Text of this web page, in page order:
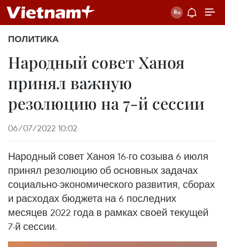
ПОЛИТИКА
Народный совет Ханоя
принял важную
резолюцию на 7-й сессии
06/07/2022 10:02
Народный совет Ханоя 16-го созыва 6 июля
принял резолюцию об основных задачах
социально-экономического развития, сборах
и расходах бюджета на 6 последних
месяцев 2022 года в рамках своей текущей
7-й сессии.